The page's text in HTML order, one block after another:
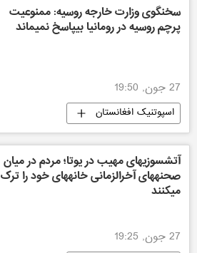
سخنگوی وزارت خارجه روسیه: ممنوعیت
پرچم روسیه در رومانیا بیپاسخ نمیماند
27 جون, 19:50
اسپوتنیک افغانستان
آتشسوزیهای مهیب در یوتا؛ مردم در میان
صحنههای آخرالزمانی خانههای خود را ترک
میکنند
27 جون, 19:25